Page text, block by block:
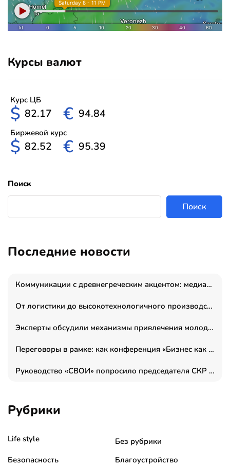
Курсы валют
Курс ЦБ
$ 82.17 € 94.84
Биржевой курс
$ 82.52 € 95.39
Поиск
Поиск
Последние новости
Коммуникации с древнегреческим акцентом: медиаменеджер и журналист Владимир Дергачев запустил коммуникационное агентство «Сократ 2.0»
От логистики до высокотехнологичного производства: как основатель “гагаринга” выстраивает экосистему безопасности и гражданских БПЛА
Эксперты обсудили механизмы привлечения молодых специалистов в промышленные города
Переговоры в рамке: как конференция «Бизнес как искусство» переформатирует деловой этикет в стенах ТПП РФ
Руководство «СВОИ» попросило председателя СКР дать правовую оценку обысков в тыловом штабе
Рубрики
Life style
Без рубрики
Безопасность
Благоустройство